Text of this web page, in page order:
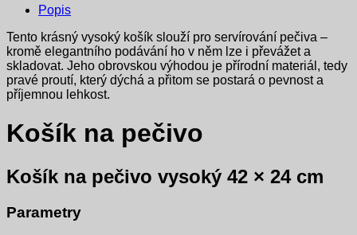
Popis
Tento krásný vysoký košík slouží pro servírování pečiva –
kromě elegantního podávání ho v něm lze i převážet a
skladovat. Jeho obrovskou výhodou je přírodní materiál, tedy
pravé proutí, který dýchá a přitom se postará o pevnost a
příjemnou lehkost.
Košík na pečivo
Košík na pečivo vysoký 42 × 24 cm
Parametry